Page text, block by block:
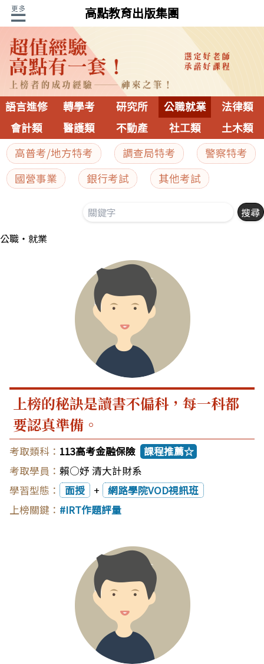
高點教育出版集團
語言進修 轉學考 研究所 公職就業
法律類
會計類
醫護類 不動產 社工類 土木類
高普考/地方特考 調查局特考
警察特考
國營事業
銀行考試 其他考試
公職‧就業
上榜的秘訣是讀書不偏科，每一科都
要認真準備。
113高考金融保險 課程推薦☆
賴○妤 清大計財系
面授
+
網路學院VOD視訊班
IRT作題評量